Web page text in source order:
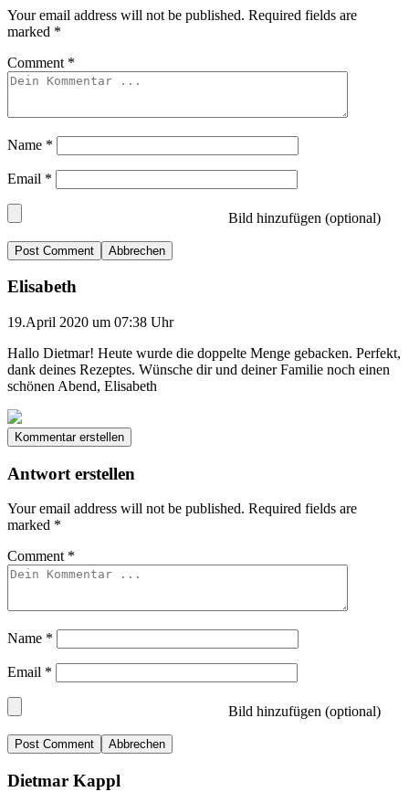
Your email address will not be published. Required fields are
marked *
Comment *
Name *
Email *
Bild hinzufügen (optional)
Abbrechen
Elisabeth
19.April 2020 um 07:38 Uhr
Hallo Dietmar! Heute wurde die doppelte Menge gebacken. Perfekt,
dank deines Rezeptes. Wünsche dir und deiner Familie noch einen
schönen Abend, Elisabeth
Kommentar erstellen
Antwort erstellen
Your email address will not be published. Required fields are
marked *
Comment *
Name *
Email *
Bild hinzufügen (optional)
Abbrechen
Dietmar Kappl